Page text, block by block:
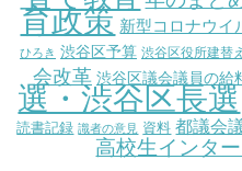
育政策 新型コロナウイ
ひろき 渋谷区予算 渋谷区役所建替え
会改革 渋谷区議会議員の給
選・渋谷区長選
読書記録 識者の意見 資料 都議会
高校生インタ